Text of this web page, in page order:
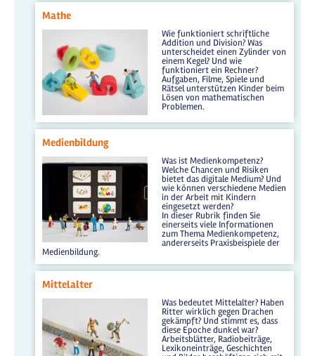
Mathe
Wie funktioniert schriftliche
Addition und Division? Was
unterscheidet einen Zylinder von
einem Kegel? Und wie
funktioniert ein Rechner?
Aufgaben, Filme, Spiele und
Rätsel unterstützen Kinder beim
Lösen von mathematischen
Problemen.
Medienbildung
Was ist Medienkompetenz?
Welche Chancen und Risiken
bietet das digitale Medium? Und
wie können verschiedene Medien
in der Arbeit mit Kindern
eingesetzt werden?
In dieser Rubrik finden Sie
einerseits viele Informationen
zum Thema Medienkompetenz,
andererseits Praxisbeispiele der
Medienbildung.
Mittelalter
Was bedeutet Mittelalter? Haben
Ritter wirklich gegen Drachen
gekämpft? Und stimmt es, dass
diese Epoche dunkel war?
Arbeitsblätter, Radiobeiträge,
Lexikoneinträge, Geschichten